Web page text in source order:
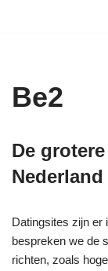
inhoud
Be2
De
Nederland
Datingsites zijn er
bespreken we de
richten, zoals